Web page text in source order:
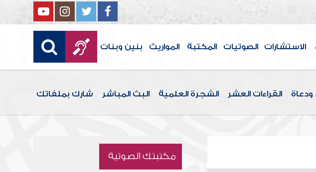
الاستشارات الصوتيات المكتبة المواريث بنين وبنات
ودعاة القراءات العشر الشجرة العلمية البث المباشر شارك بملفاتك
مكتبتك الصوتية